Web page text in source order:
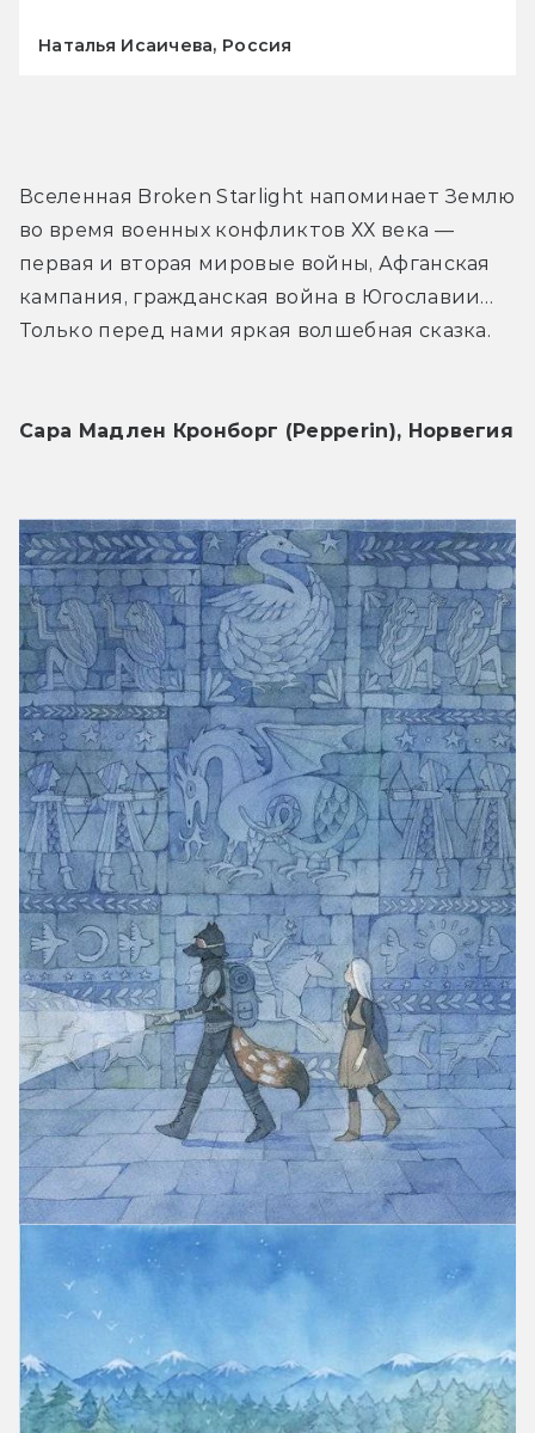
Наталья Исаичева, Россия
Вселенная Broken Starlight напоминает Землю
во время военных конфликтов ХХ века —
первая и вторая мировые войны, Афганская
кампания, гражданская война в Югославии…
Только перед нами яркая волшебная сказка.
Сара Мадлен Кронборг (Pepperin), Норвегия